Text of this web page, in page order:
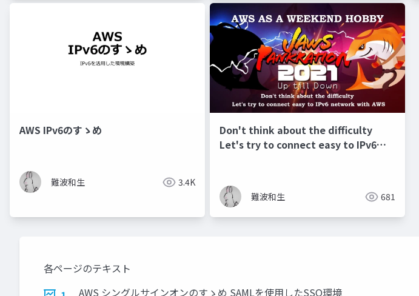
AWS IPv6のすゝめ
難波和生 3.4K
Don't think about the difficulty
Let's try to connect easy to IPv6
難波和生 681
各ページのテキスト
AWS シングルサインオンのすゝめ SAMLを使用したSSO環境